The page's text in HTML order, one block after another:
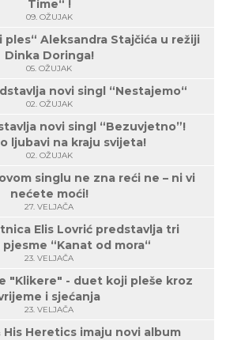
Time“ !
09. OŽUJAK
ples“ Aleksandra Stajčića u režiji
Dinka Doringa!
05. OŽUJAK
novi singl “Nestajemo“
02. OŽUJAK
novi singl “Bezuvjetno”!
ljubavi na kraju svijeta!
02. OŽUJAK
singlu ne zna reći ne – ni vi
nećete moći!
27. VELJAČA
Elis Lovrić predstavlja tri
“Kanat od mora“
23. VELJAČA
"Klikere" - duet koji pleše kroz
i sjećanja
23. VELJAČA
His Heretics imaju novi album